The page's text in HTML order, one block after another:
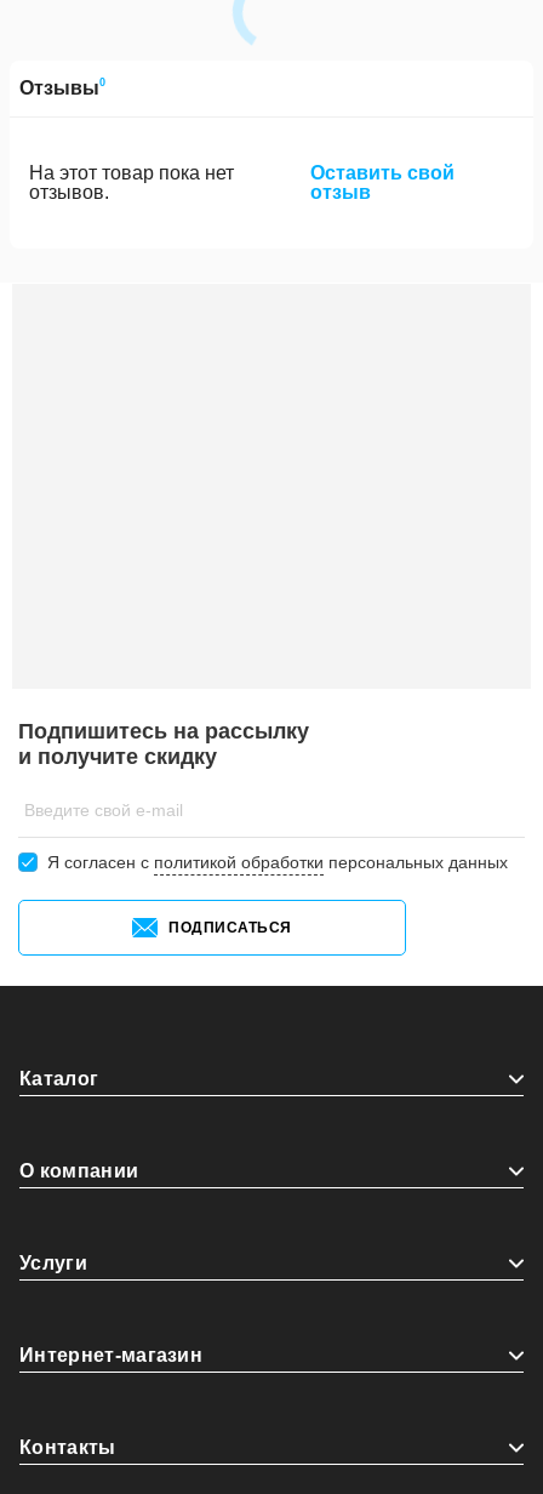
Отзывы0
На этот товар пока нет
отзывов.
Оставить свой
отзыв
Подпишитесь на рассылку
и получите скидку
Введите свой e-mail
Я согласен c политикой обработки персональных данных
ПОДПИСАТЬСЯ
Каталог
О компании
Услуги
Интернет-магазин
Контакты